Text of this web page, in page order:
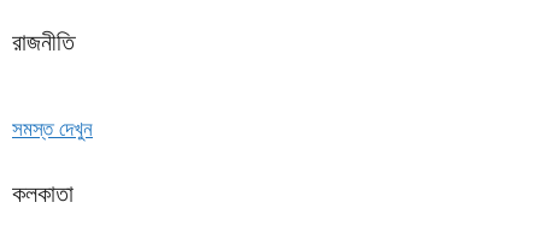
রাজনীতি
সমস্ত দেখুন
কলকাতা